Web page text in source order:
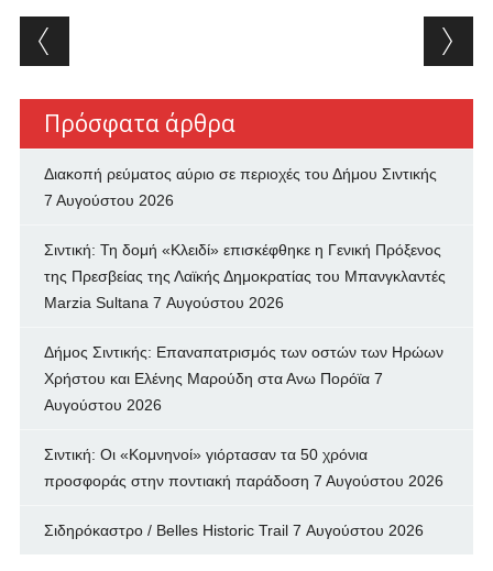
Post navigation
Πρόσφατα άρθρα
Διακοπή ρεύματος αύριο σε περιοχές του Δήμου Σιντικής
7 Αυγούστου 2026
Σιντική: Τη δομή «Κλειδί» επισκέφθηκε η Γενική Πρόξενος
της Πρεσβείας της Λαϊκής Δημοκρατίας του Μπανγκλαντές
Marzia Sultana 7 Αυγούστου 2026
Δήμος Σιντικής: Επαναπατρισμός των oστών των Ηρώων
Χρήστου και Ελένης Μαρούδη στα Ανω Πορόϊα 7
Αυγούστου 2026
Σιντική: Οι «Κομνηνοί» γιόρτασαν τα 50 χρόνια
προσφοράς στην ποντιακή παράδοση 7 Αυγούστου 2026
Σιδηρόκαστρο / Belles Historic Trail 7 Αυγούστου 2026